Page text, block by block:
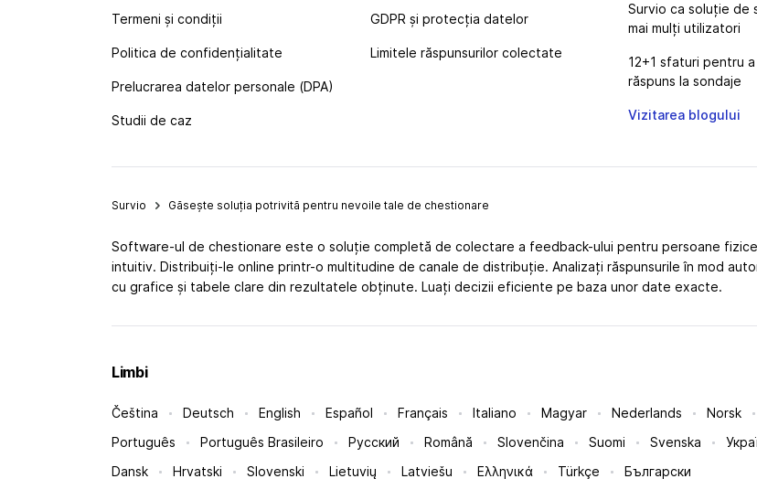
Termeni și condiții
Politica de confidențialitate
Prelucrarea datelor personale (DPA)
Studii de caz
GDPR și protecția datelor
Limitele răspunsurilor colectate
Survio ca soluție de
mai mulți utilizatori
12+1 sfaturi pentru
răspuns la sondaje
Vizitarea blogului
Survio Găsește soluția potrivită pentru nevoile tale de chestionare
Software-ul de chestionare este o soluție completă de colectare a feedback-ului pentru persoane
intuitiv. Distribuiți-le online printr-o multitudine de canale de distribuție. Analizați răspunsurile în mod
cu grafice și tabele clare din rezultatele obținute. Luați decizii eficiente pe baza unor date exacte.
Limbi
Čeština Deutsch English Español Français Italiano Magyar Nederlands Norsk
Português
Português Brasileiro Русский Română Slovenčina Suomi Svenska
Dansk
Hrvatski Slovenski Lietuvių Latviešu Ελληνικά Türkçe Български